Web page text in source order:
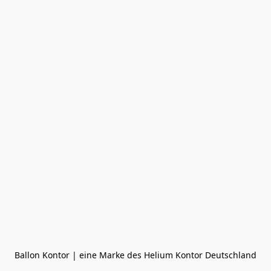
Ballon Kontor | eine Marke des Helium Kontor Deutschland